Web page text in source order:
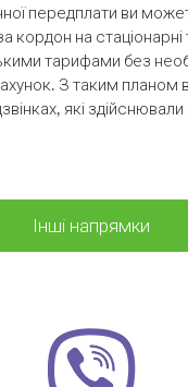
передплати ви
кордон на стаціонарні
тарифами без
З таким планом
які
Інші напрямки